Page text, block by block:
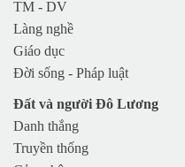
TP Vinh
TX Cửa Lò
TX Hoàng Mai
TX Thái Hòa
Huyện Nghi Lộc
Huyện Hưng Nguyên
TM - DV
Làng nghề
Giáo dục
Đời sống - Pháp luật
Đất và người Đô Lương
Danh thắng
Truyền thống